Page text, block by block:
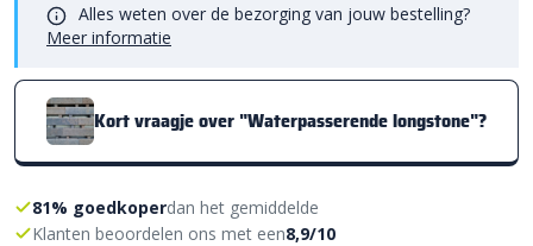
Alles weten over de bezorging van jouw bestelling?
Meer informatie
Kort vraagje over "Waterpasserende longstone"?
81% goedkoperdan het gemiddelde
Klanten beoordelen ons met een8,9/10